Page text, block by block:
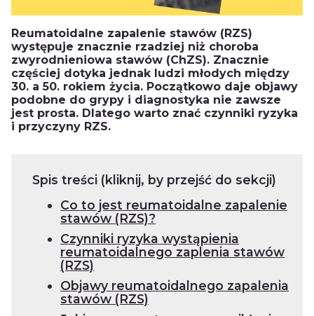
Reumatoidalne zapalenie stawów (RZS)
występuje znacznie rzadziej niż choroba
zwyrodnieniowa stawów (ChZS). Znacznie
częściej dotyka jednak ludzi młodych między
30. a 50. rokiem życia. Początkowo daje objawy
podobne do grypy i diagnostyka nie zawsze
jest prosta. Dlatego warto znać czynniki ryzyka
i przyczyny RZS.
Spis treści (kliknij, by przejść do sekcji)
Co to jest reumatoidalne zapalenie
stawów (RZS)?
Czynniki ryzyka wystąpienia
reumatoidalnego zaplenia stawów
(RZS)
Objawy reumatoidalnego zapalenia
stawów (RZS)